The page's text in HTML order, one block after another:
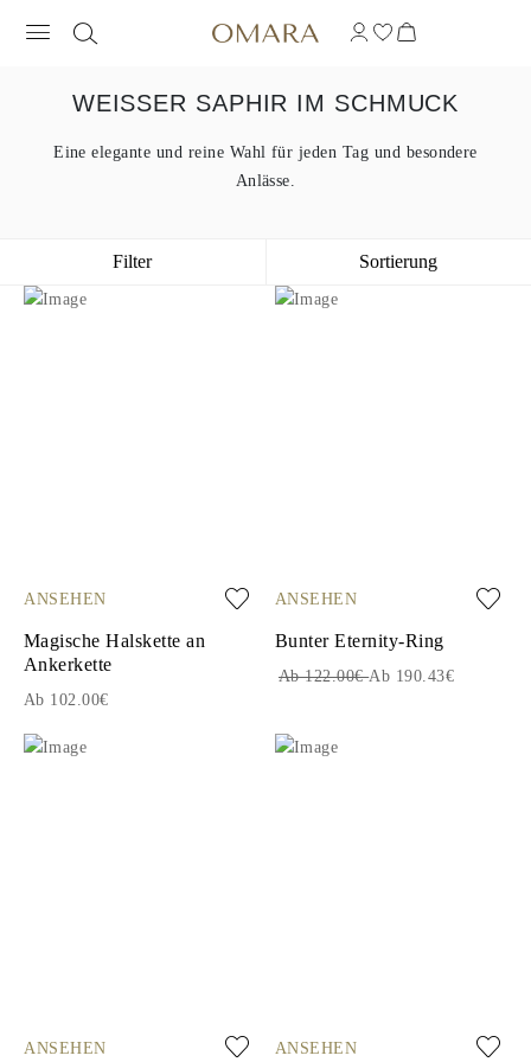
WEISSER SAPHIR IM SCHMUCK
Eine elegante und reine Wahl für jeden Tag und besondere
Anlässe.
Filter Sortierung
ANSEHEN
Magische Halskette an
Ankerkette
Ab 102.00€
ANSEHEN
Bunter Eternity-Ring
Ab 122.00€Ab 190.43€
ANSEHEN ANSEHEN